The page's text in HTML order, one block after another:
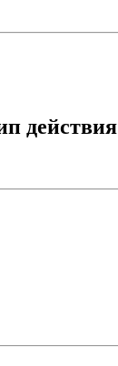
действия